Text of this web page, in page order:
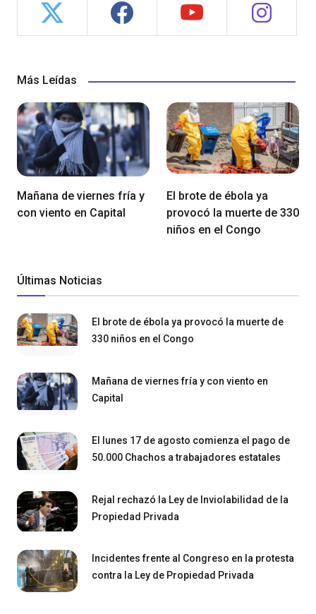
Más Leídas
Mañana de viernes fría y
con viento en Capital
El brote de ébola ya
provocó la muerte de 330
niños en el Congo
Últimas Noticias
El brote de ébola ya provocó la muerte de
330 niños en el Congo
Mañana de viernes fría y con viento en
Capital
El lunes 17 de agosto comienza el pago de
50.000 Chachos a trabajadores estatales
Rejal rechazó la Ley de Inviolabilidad de la
Propiedad Privada
Incidentes frente al Congreso en la protesta
contra la Ley de Propiedad Privada